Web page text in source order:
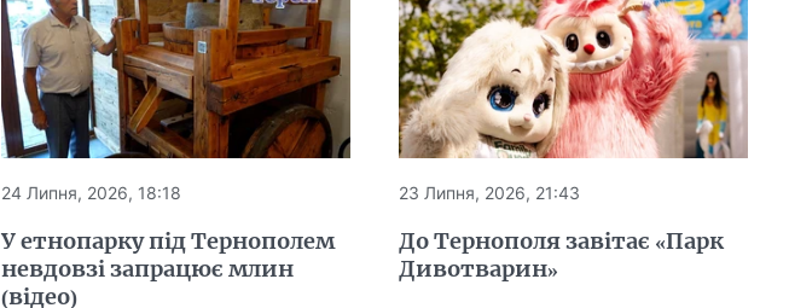
24 Липня, 2026, 18:18
У етнопарку під Тернополем
невдовзі запрацює млин
(відео)
23 Липня, 2026, 21:43
До Тернополя завітає «Парк
Дивотварин»